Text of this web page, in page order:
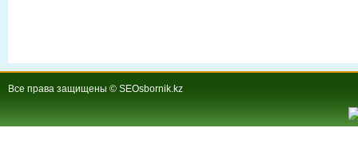
Все права защищены © SEOsbornik.kz